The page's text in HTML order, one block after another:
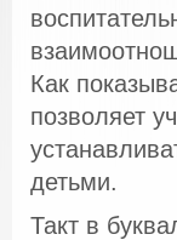
Как
позволяет
детьми.
Такт в